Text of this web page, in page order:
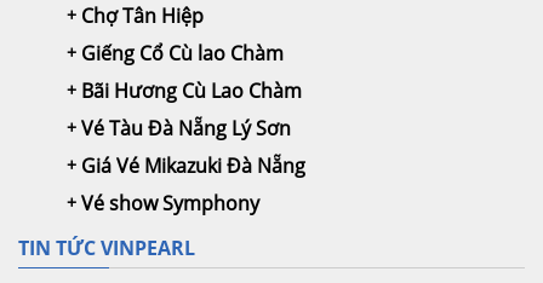
Chợ Tân Hiệp
Giếng Cổ Cù lao Chàm
Bãi Hương Cù Lao Chàm
Vé Tàu Đà Nẵng Lý Sơn
Giá Vé Mikazuki Đà Nẵng
Vé show Symphony
TIN TỨC VINPEARL